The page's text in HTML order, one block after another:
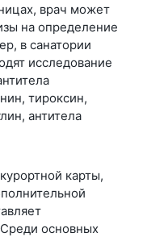
врач может
на определение
в санатории
исследование
тироксин,
антитела
карты,
основных